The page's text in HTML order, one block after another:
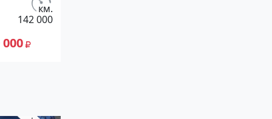
км.
142 000
000